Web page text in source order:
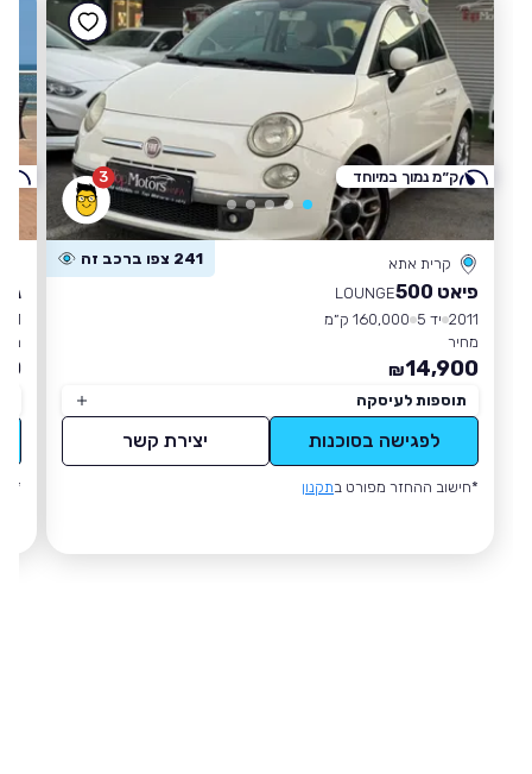
3
קרית אתא 241 צפו ברכב זה
פיאט 500
LOUNGE
2011 יד 5
160,000 ק״מ
מחיר
14,900
₪
תוספות לעיסקה
לפגישה בסוכנות יצירת קשר
*חישוב ההחזר מפורט בתקנון
ק״מ נמוך במיוחד